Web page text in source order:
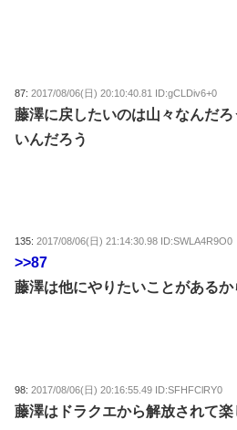
87:2017/08/06(日) 20:10:40.81 ID:gCLDiv6+0
藤澤に戻したいのは山々なんだ
いんだろう
135:2017/08/06(日) 21:14:30.98 ID:SWLA4R9O0
>>87
藤澤は他にやりたいことがある
98:2017/08/06(日) 20:16:55.49 ID:SFHFClRY0
藤澤はドラクエから解放されて